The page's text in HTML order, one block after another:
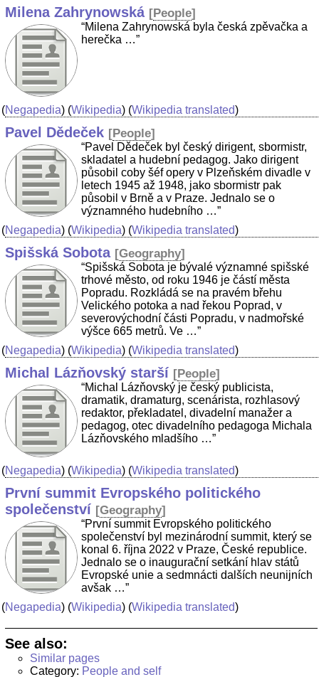
Milena Zahrynowská [People]
“Milena Zahrynowská byla česká zpěvačka a
herečka …”
(Negapedia) (Wikipedia) (Wikipedia translated)
Pavel Dědeček [People]
“Pavel Dědeček byl český dirigent, sbormistr,
skladatel a hudební pedagog. Jako dirigent
působil coby šéf opery v Plzeňském divadle v
letech 1945 až 1948, jako sbormistr pak
působil v Brně a v Praze. Jednalo se o
významného hudebního …”
(Negapedia) (Wikipedia) (Wikipedia translated)
Spišská Sobota [Geography]
“Spišská Sobota je bývalé významné spišské
trhové město, od roku 1946 je částí města
Popradu. Rozkládá se na pravém břehu
Velického potoka a nad řekou Poprad, v
severovýchodní části Popradu, v nadmořské
výšce 665 metrů. Ve …”
(Negapedia) (Wikipedia) (Wikipedia translated)
Michal Lázňovský starší [People]
“Michal Lázňovský je český publicista,
dramatik, dramaturg, scenárista, rozhlasový
redaktor, překladatel, divadelní manažer a
pedagog, otec divadelního pedagoga Michala
Lázňovského mladšího …”
(Negapedia) (Wikipedia) (Wikipedia translated)
První summit Evropského politického
společenství [Geography]
“První summit Evropského politického
společenství byl mezinárodní summit, který se
konal 6. října 2022 v Praze, České republice.
Jednalo se o inaugurační setkání hlav států
Evropské unie a sedmnácti dalších neunijních
avšak …”
(Negapedia) (Wikipedia) (Wikipedia translated)
See also:
Similar pages
Category: People and self